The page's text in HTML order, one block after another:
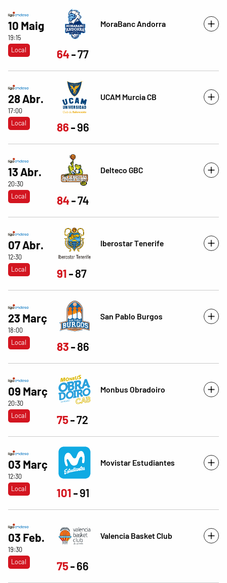
10 Maig
19:15
Local
MoraBanc Andorra
64 77
28 Abr.
17:00
Local
UCAM Murcia CB
86 96
13 Abr.
20:30
Local
Delteco GBC
84 74
07 Abr.
12:30
Local
Iberostar Tenerife
91 87
23 Març
18:00
Local
San Pablo Burgos
83 86
09 Març
20:30
Local
Monbus Obradoiro
75 72
03 Març
12:30
Local
Movistar Estudiantes
101 91
03 Feb.
19:30
Local
Valencia Basket Club
75 66